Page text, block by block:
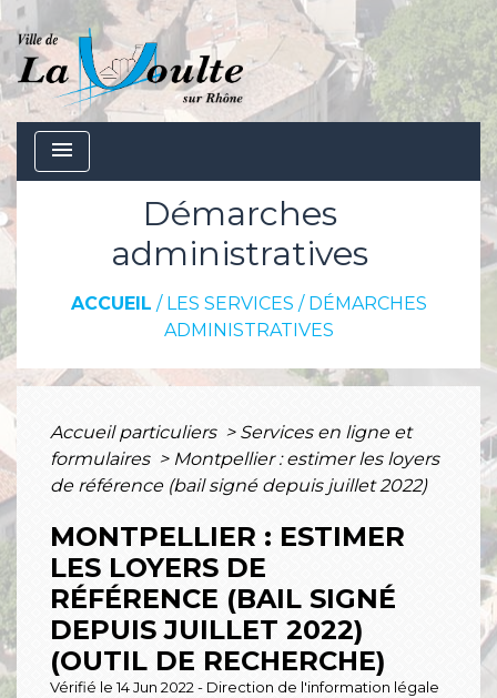
menu
Démarches
administratives
ACCUEIL / LES SERVICES / DÉMARCHES
ADMINISTRATIVES
Accueil particuliers > Services en ligne et
formulaires > Montpellier : estimer les loyers
de référence (bail signé depuis juillet 2022)
MONTPELLIER : ESTIMER
LES LOYERS DE
RÉFÉRENCE (BAIL SIGNÉ
DEPUIS JUILLET 2022)
(OUTIL DE RECHERCHE)
Vérifié le 14 Jun 2022 - Direction de l'information légale